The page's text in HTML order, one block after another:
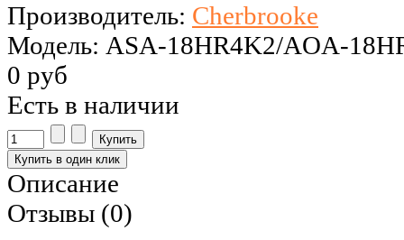
Производитель: Cherbrooke
Модель: ASA-18HR4K2/AOA-
0 руб
Есть в наличии
Описание
Отзывы (0)